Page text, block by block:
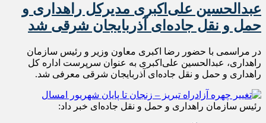
عبدالحسین علی‌اکبری مدیرکل راهداری و
حمل و نقل جاده‌ای آذربایجان شرقی شد
در مراسمی با حضور رضا اکبری معاون وزیر و رئیس سازمان
راهداری، عبدالحسین علی‌اکبری به عنوان سرپرست اداره کل
راهداری و حمل و نقل جاده‌ای آذربایجان شرقی معرفی شد‌.
رئیس سازمان راهداری و حمل و نقل جاده‌ای خبر داد: